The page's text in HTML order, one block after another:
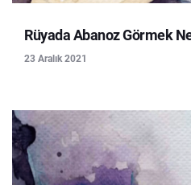
Rüyada Abanoz Görmek
23 Aralık 2021